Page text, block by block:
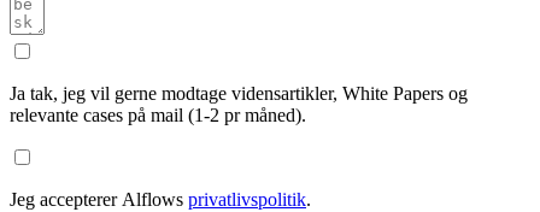
Ja tak, jeg vil gerne modtage vidensartikler, White Papers og
relevante cases på mail (1-2 pr måned).
Jeg accepterer Alflows privatlivspolitik.